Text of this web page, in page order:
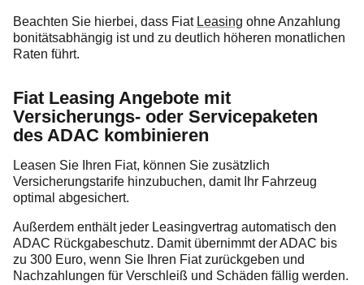
Beachten Sie hierbei, dass Fiat Leasing ohne Anzahlung
bonitätsabhängig ist und zu deutlich höheren monatlichen
Raten führt.
Fiat Leasing Angebote mit
Versicherungs- oder Servicepaketen
des ADAC kombinieren
Leasen Sie Ihren Fiat, können Sie zusätzlich
Versicherungstarife hinzubuchen, damit Ihr Fahrzeug
optimal abgesichert.
Außerdem enthält jeder Leasingvertrag automatisch den
ADAC Rückgabeschutz. Damit übernimmt der ADAC bis
zu 300 Euro, wenn Sie Ihren Fiat zurückgeben und
Nachzahlungen für Verschleiß und Schäden fällig werden.